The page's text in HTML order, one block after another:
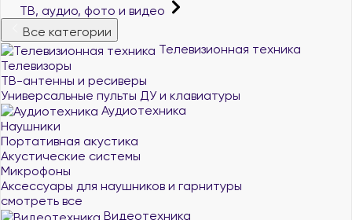
ТВ, аудио, фото и видео
Все категории
Телевизионная техника
Телевизоры
ТВ-антенны и ресиверы
Универсальные пульты ДУ и клавиатуры
Аудиотехника
Наушники
Портативная акустика
Акустические системы
Микрофоны
Аксессуары для наушников и гарнитуры
смотреть все
Видеотехника